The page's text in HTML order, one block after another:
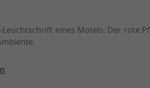
Leuchtschrift eines Motels. Der